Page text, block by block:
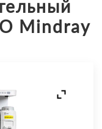
Mindray